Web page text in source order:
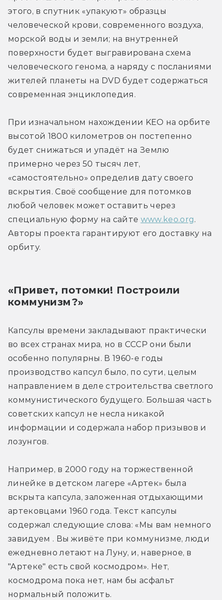
этого, в спутник «упакуют» образцы
человеческой крови, современного воздуха,
морской воды и земли; на внутренней
поверхности будет выгравирована схема
человеческого генома, а наряду с посланиями
жителей планеты на DVD будет содержаться
современная энциклопедия.
При изначальном нахождении KEO на орбите
высотой 1800 километров он постепенно
будет снижаться и упадёт на Землю
примерно через 50 тысяч лет,
«самостоятельно» определив дату своего
вскрытия. Своё сообщение для потомков
любой человек может оставить через
специальную форму на сайте www.keo.org.
Авторы проекта гарантируют его доставку на
орбиту.
«Привет, потомки! Построили
коммунизм?»
Капсулы времени закладывают практически
во всех странах мира, но в СССР они были
особенно популярны. В 1960-е годы
производство капсул было, по сути, целым
направлением в деле строительства светлого
коммунистического будущего. Большая часть
советских капсул не несла никакой
информации и содержала набор призывов и
лозунгов.
Например, в 2000 году на торжественной
линейке в детском лагере «Артек» была
вскрыта капсула, заложенная отдыхающими
артековцами 1960 года. Текст капсулы
содержал следующие слова: «Мы вам немного
завидуем . Вы живёте при коммунизме, люди
ежедневно летают на Луну, и, наверное, в
"Артеке" есть свой космодром». Нет,
космодрома пока нет, нам бы асфальт
нормальный положить.